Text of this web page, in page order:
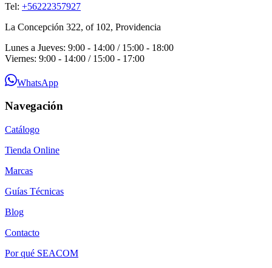
Tel: +56222357927
La Concepción 322, of 102, Providencia
Lunes a Jueves: 9:00 - 14:00 / 15:00 - 18:00
Viernes: 9:00 - 14:00 / 15:00 - 17:00
WhatsApp
Navegación
Catálogo
Tienda Online
Marcas
Guías Técnicas
Blog
Contacto
Por qué SEACOM